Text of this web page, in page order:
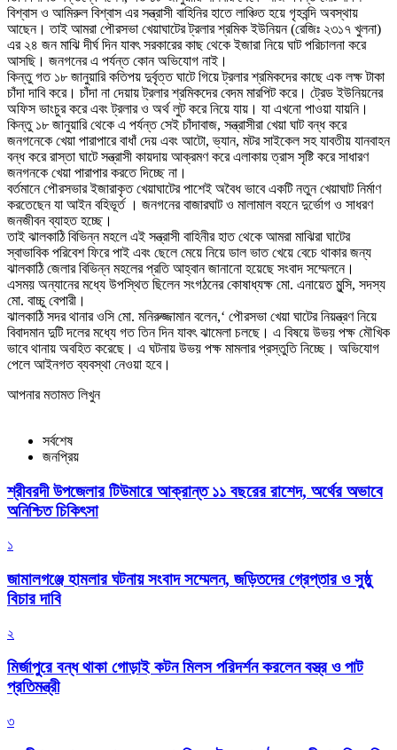
বিশ্বাস ও আমিরুল বিশ্বাস এর সন্ত্রাসী বাহিনির হাতে লাঞ্চিত হয়ে গৃহবন্দি অবস্থায়
আছেন। তাই আমরা পৌরসভা খেয়াঘাটের ট্রলার শ্রমিক ইউনিয়ন (রেজিঃ ২৩১৭ খুলনা)
এর ২৪ জন মাঝি দীর্ঘ দিন যাবৎ সরকারের কাছ থেকে ইজারা নিয়ে ঘাট পরিচালনা করে
আসছি। জনগনের এ পর্যন্ত কোন অভিযোগ নাই।
কিন্তু গত ১৮ জানুয়ারি কতিপয় দুর্বৃত্ত ঘাটে গিয়ে ট্রলার শ্রমিকদের কাছে এক লক্ষ টাকা
চাঁদা দাবি করে। চাঁদা না দেয়ায় ট্রলার শ্রমিকদের বেদম মারপিট করে। ট্রেড ইউনিয়নের
অফিস ভাংচুর করে এবং ট্রলার ও অর্থ লুট করে নিয়ে যায়। যা এখনো পাওয়া যায়নি।
কিন্তু ১৮ জানুয়ারি থেকে এ পর্যন্ত সেই চাঁদাবাজ, সন্ত্রাসীরা খেয়া ঘাট বন্ধ করে
জনগনেকে খেয়া পারাপারে বাধাঁ দেয় এবং আটো, ভ্যান, মটর সাইকেল সহ যাবতীয় যানবাহন
বন্ধ করে রাস্তা ঘাটে সন্ত্রাসী কায়দায় আক্রমণ করে এলাকায় ত্রাস সৃষ্টি করে সাধারণ
জনগনকে খেয়া পারাপার করতে দিচ্ছে না।
বর্তমানে পৌরসভার ইজারাকৃত খেয়াঘাটের পাশেই অবৈধ ভাবে একটি নতুন খেয়াঘাট নির্মাণ
করতেছেন যা আইন বহিভূর্ত । জনগনের বাজারঘাট ও মালামাল বহনে দুর্ভোগ ও সাধরণ
জনজীবন ব্যাহত হচ্ছে।
তাই ঝালকাঠি বিভিন্ন মহলে এই সন্ত্রাসী বাহিনীর হাত থেকে আমরা মাঝিরা ঘাটের
স্বাভাবিক পরিবেশ ফিরে পাই এবং ছেলে মেয়ে নিয়ে ডাল ভাত খেয়ে বেচে থাকার জন্য
ঝালকাঠি জেলার বিভিন্ন মহলের প্রতি আহ্বান জানানো হয়েছে সংবাদ সম্মেলনে।
এসময় অন্যানের মধ্যে উপস্থিত ছিলেন সংগঠনের কোষাধ্যক্ষ মো. এনায়েত মুন্সি, সদস্য
মো. বাচ্চু বেপারী।
ঝালকাঠি সদর থানার ওসি মো. মনিরুজ্জামান বলেন,‘ পৌরসভা খেয়া ঘাটের নিয়ন্ত্রণ নিয়ে
বিবাদমান দুটি দলের মধ্যে গত তিন দিন যাবৎ ঝামেলা চলছে। এ বিষয়ে উভয় পক্ষ মৌখিক
ভাবে থানায় অবহিত করেছে। এ ঘটনায় উভয় পক্ষ মামলার প্রস্তুতি নিচ্ছে। অভিযোগ
পেলে আইনগত ব্যবস্থা নেওয়া হবে।
আপনার মতামত লিখুন
সর্বশেষ
জনপ্রিয়
শ্রীবরদী উপজেলার টিউমারে আক্রান্ত ১১ বছরের রাশেদ, অর্থের অভাবে
অনিশ্চিত চিকিৎসা
১
জামালগঞ্জে হামলার ঘটনায় সংবাদ সম্মেলন, জড়িতদের গ্রেপ্তার ও সুষ্ঠু
বিচার দাবি
২
মির্জাপুরে বন্ধ থাকা গোড়াই কটন মিলস পরিদর্শন করলেন বস্ত্র ও পাট
প্রতিমন্ত্রী
৩